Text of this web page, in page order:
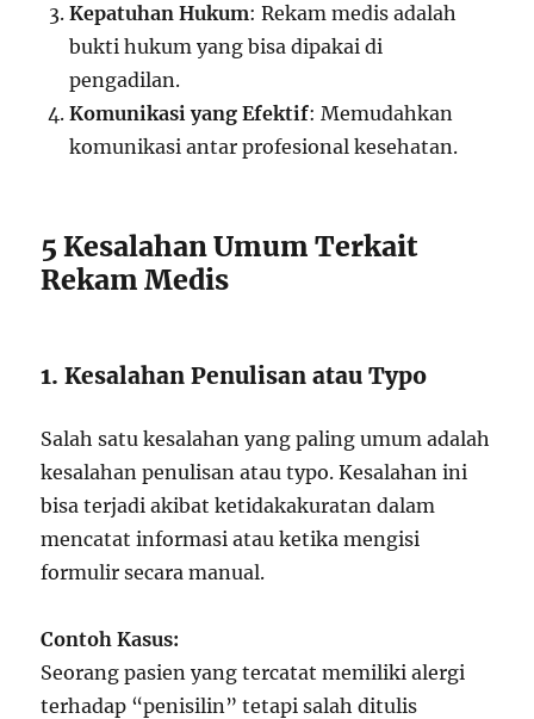
Kepatuhan Hukum: Rekam medis adalah
bukti hukum yang bisa dipakai di
pengadilan.
Komunikasi yang Efektif: Memudahkan
komunikasi antar profesional kesehatan.
5 Kesalahan Umum Terkait
Rekam Medis
1. Kesalahan Penulisan atau Typo
Salah satu kesalahan yang paling umum adalah
kesalahan penulisan atau typo. Kesalahan ini
bisa terjadi akibat ketidakakuratan dalam
mencatat informasi atau ketika mengisi
formulir secara manual.
Contoh Kasus:
Seorang pasien yang tercatat memiliki alergi
terhadap “penisilin” tetapi salah ditulis